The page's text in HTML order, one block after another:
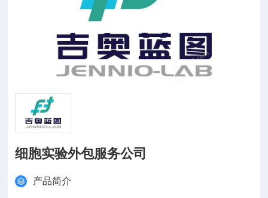
细胞实验外包服务公司
产品简介